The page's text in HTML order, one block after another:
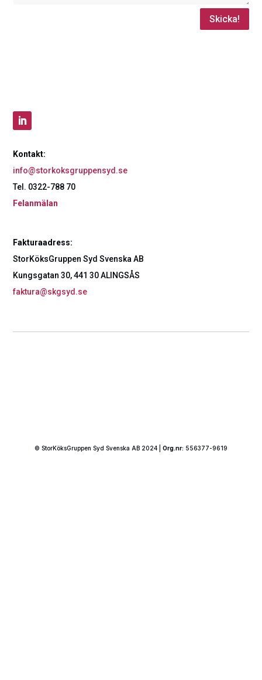
Skicka!
Kontakt:
info@storkoksgruppensyd.se
Tel. 0322-788 70
Felanmälan
Fakturaadress:
StorKöksGruppen Syd Svenska AB
Kungsgatan 30, 441 30 ALINGSÅS
faktura@skgsyd.se
© StorKöksGruppen Syd Svenska AB 2024 | Org.nr: 556377-9619